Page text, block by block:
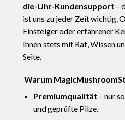
die-Uhr-Kundensupport –
ist uns zu jeder Zeit wichtig.
Einsteiger oder erfahrener
Ihnen stets mit Rat, Wissen
Seite.
Warum
Premiumqualität – nur
und geprüfte Pilze.